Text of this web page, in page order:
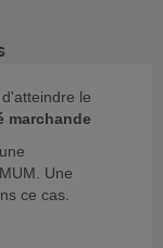
le
marchande
Une
ce cas.